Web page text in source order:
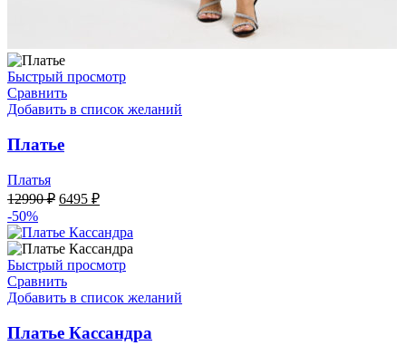
Быстрый просмотр
Сравнить
Добавить в список желаний
Платье
Платья
12990₽ Первоначальная
составляла
12990 ₽.
6495 ₽Текущая
6495 ₽.
-50%
Быстрый просмотр
Сравнить
Добавить в список желаний
Платье Кассандра